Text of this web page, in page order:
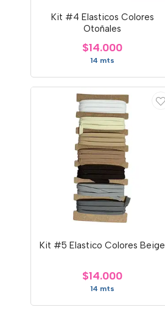
Kit #4 Elasticos Colores
Otoñales
$14.000
14 mts
Kit #5 Elastico Colores Beige
$14.000
14 mts